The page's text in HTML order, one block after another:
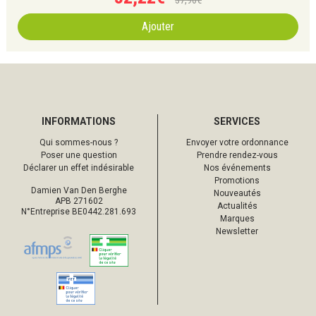
Ajouter
INFORMATIONS
Qui sommes-nous ?
Poser une question
Déclarer un effet indésirable
Damien Van Den Berghe
APB 271602
N°Entreprise BE0442.281.693
SERVICES
Envoyer votre ordonnance
Prendre rendez-vous
Nos événements
Promotions
Nouveautés
Actualités
Marques
Newsletter